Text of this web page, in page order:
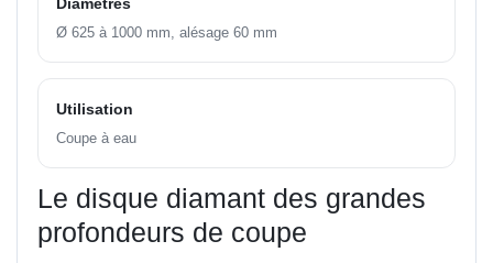
Ø 625 à 1000 mm, alésage 60 mm
Utilisation
Coupe à eau
Le disque diamant des grandes
profondeurs de coupe